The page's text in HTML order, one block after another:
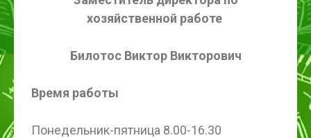
хозяйственной работе
Билотос Виктор Викторович
Время работы
Понедельник-пятница 8.00-16.30